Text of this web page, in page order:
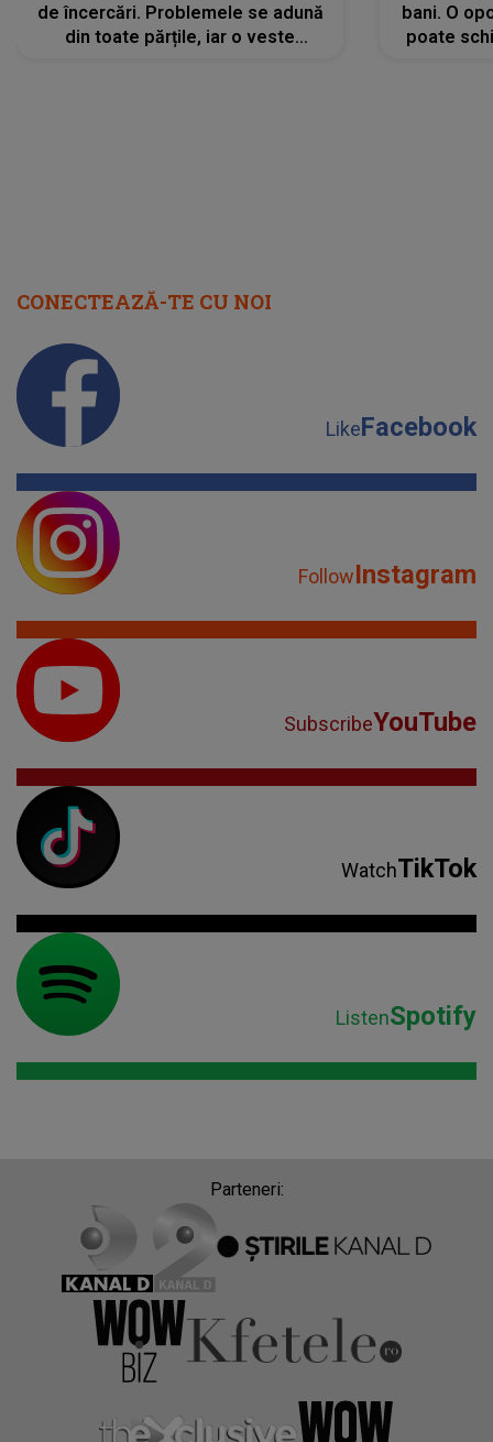
de încercări. Problemele se adună
din toate părțile, iar o veste
bani. O
poate
CONECTEAZĂ-TE CU NOI
LikeFacebook
FollowInstagram
SubscribeYouTube
WatchTikTok
ListenSpotify
Parteneri: